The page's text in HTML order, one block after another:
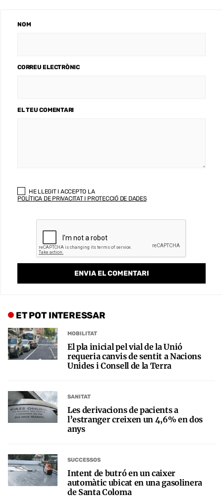
NOM
CORREU ELECTRÒNIC
EL TEU COMENTARI
HE LLEGIT I ACCEPTO LA
POLÍTICA DE PRIVACITAT I PROTECCIÓ DE DADES
ET POT INTERESSAR
MOBILITAT
El pla inicial pel vial de la Unió
requeria canvis de sentit a Nacions
Unides i Consell de la Terra
SANITAT
Les derivacions de pacients a
l’estranger creixen un 4,6% en dos
anys
SUCCESSOS
Intent de butró en un caixer
automàtic ubicat en una gasolinera
de Santa Coloma